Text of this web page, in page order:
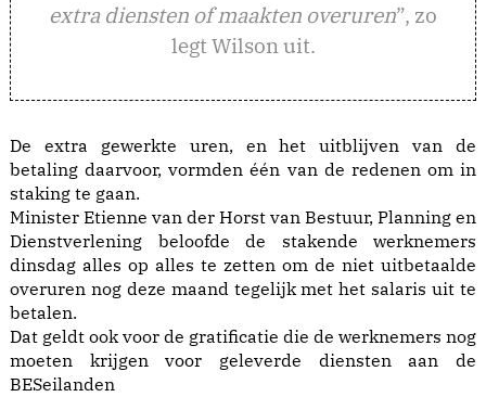
extra diensten of maakten overuren”, zo
legt Wilson uit.
De extra gewerkte uren, en het uitblijven van de
betaling daarvoor, vormden één van de redenen om in
staking te gaan.
Minister Etienne van der Horst van Bestuur, Planning en
Dienstverlening beloofde de stakende werknemers
dinsdag alles op alles te zetten om de niet uitbetaalde
overuren nog deze maand tegelijk met het salaris uit te
betalen.
Dat geldt ook voor de gratificatie die de werknemers nog
moeten krijgen voor geleverde diensten aan de
BESeilanden